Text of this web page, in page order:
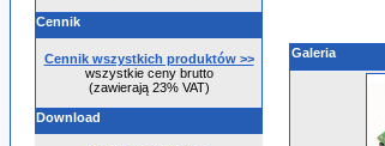
Cennik
Cennik wszystkich produktów >>
wszystkie ceny brutto
(zawierają 23% VAT)
Download
Galeria